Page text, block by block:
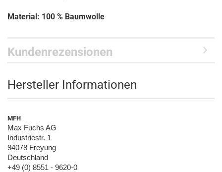
Material: 100 % Baumwolle
Kundenrezensionen
Hersteller Informationen
MFH
Max Fuchs AG
Industriestr. 1
94078 Freyung
Deutschland
+49 (0) 8551 - 9620-0